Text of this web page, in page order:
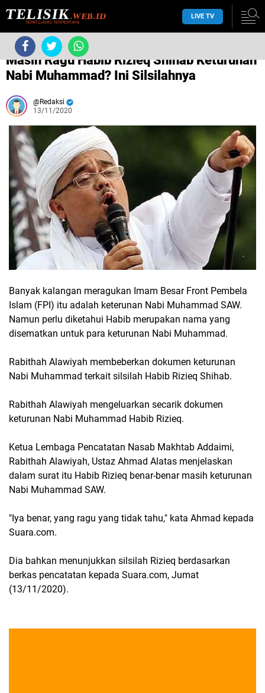
LIVE TV
/Habib Rizieq Shihab//
Masih Ragu Habib Rizieq Shihab Keturunan
Nabi Muhammad? Ini Silsilahnya
Redaksi
13/11/2020
Banyak kalangan meragukan Imam Besar Front Pembela
Islam (FPI) itu adalah keterunan Nabi Muhammad SAW.
Namun perlu diketahui Habib merupakan nama yang
disematkan untuk para keturunan Nabi Muhammad.
Rabithah Alawiyah membeberkan dokumen keturunan
Nabi Muhammad terkait silsilah Habib Rizieq Shihab.
Rabithah Alawiyah mengeluarkan secarik dokumen
keturunan Nabi Muhammad Habib Rizieq.
Ketua Lembaga Pencatatan Nasab Makhtab Addaimi,
Rabithah Alawiyah, Ustaz Ahmad Alatas menjelaskan
dalam surat itu Habib Rizieq benar-benar masih keturunan
Nabi Muhammad SAW.
"Iya benar, yang ragu yang tidak tahu," kata Ahmad kepada
Suara.com.
Dia bahkan menunjukkan silsilah Rizieq berdasarkan
berkas pencatatan kepada Suara.com, Jumat
(13/11/2020).